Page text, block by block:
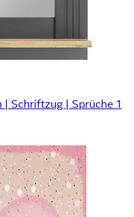
Schriftzug | Sprüche 1